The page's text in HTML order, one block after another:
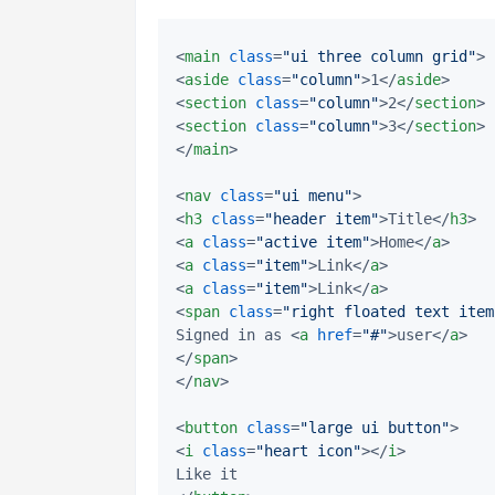
<main class="ui three column grid">
<aside class="column">1</aside>
<section class="column">2</section>
<section class="column">3</section>
</main>
<nav class="ui menu">
<h3 class="header item">Title</h3>
<a class="active item">Home</a>
<a class="item">Link</a>
<a class="item">Link</a>
<span class="right floated text
Signed in as <a href="#">user</a>
</span>
</nav>
<button class="large ui button">
<i class="heart icon"></i>